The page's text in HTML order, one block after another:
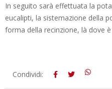
In seguito sarà effettuata la
eucalipti, la sistemazione della
forma della recinzione, là dove
2016-
Condividi: